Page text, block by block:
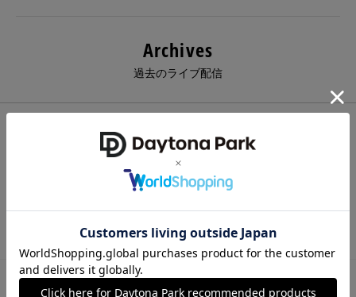
Archives
過去のライブ配信
その他新着ニュース
SUMMER POINT FES ポイント5倍キャンペーンが
開催！＜8/8~8/11＞
【アウトレット店舗限定】2BUY10%OFFキャンペ
ーン！＜8/8~8/16＞